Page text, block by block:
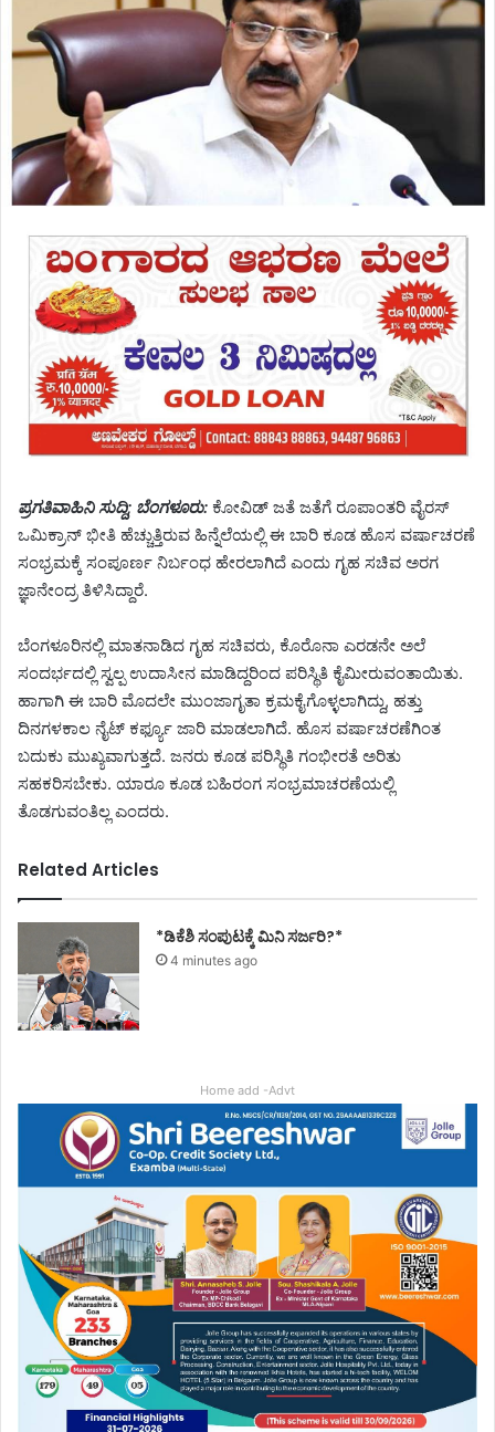
ಪ್ರಗತಿವಾಹಿನಿ ಸುದ್ದಿ; ಬೆಂಗಳೂರು: ಕೋವಿಡ್ ಜತೆ ಜತೆಗೆ ರೂಪಾಂತರಿ ವೈರಸ್
ಒಮಿಕ್ರಾನ್ ಭೀತಿ ಹೆಚ್ಚುತ್ತಿರುವ ಹಿನ್ನೆಲೆಯಲ್ಲಿ ಈ ಬಾರಿ ಕೂಡ ಹೊಸ ವರ್ಷಾಚರಣೆ
ಸಂಭ್ರಮಕ್ಕೆ ಸಂಪೂರ್ಣ ನಿರ್ಬಂಧ ಹೇರಲಾಗಿದೆ ಎಂದು ಗೃಹ ಸಚಿವ ಅರಗ
ಜ್ಞಾನೇಂದ್ರ ತಿಳಿಸಿದ್ದಾರೆ.
ಬೆಂಗಳೂರಿನಲ್ಲಿ ಮಾತನಾಡಿದ ಗೃಹ ಸಚಿವರು, ಕೊರೊನಾ ಎರಡನೇ ಅಲೆ
ಸಂದರ್ಭದಲ್ಲಿ ಸ್ವಲ್ಪ ಉದಾಸೀನ ಮಾಡಿದ್ದರಿಂದ ಪರಿಸ್ಥಿತಿ ಕೈಮೀರುವಂತಾಯಿತು.
ಹಾಗಾಗಿ ಈ ಬಾರಿ ಮೊದಲೇ ಮುಂಜಾಗೃತಾ ಕ್ರಮಕೈಗೊಳ್ಳಲಾಗಿದ್ದು, ಹತ್ತು
ದಿನಗಳಕಾಲ ನೈಟ್ ಕರ್ಫ್ಯೂ ಜಾರಿ ಮಾಡಲಾಗಿದೆ. ಹೊಸ ವರ್ಷಾಚರಣೆಗಿಂತ
ಬದುಕು ಮುಖ್ಯವಾಗುತ್ತದೆ. ಜನರು ಕೂಡ ಪರಿಸ್ಥಿತಿ ಗಂಭೀರತೆ ಅರಿತು
ಸಹಕರಿಸಬೇಕು. ಯಾರೂ ಕೂಡ ಬಹಿರಂಗ ಸಂಭ್ರಮಾಚರಣೆಯಲ್ಲಿ
ತೊಡಗುವಂತಿಲ್ಲ ಎಂದರು.
Related Articles
*ಡಿಕೆಶಿ ಸಂಪುಟಕ್ಕೆ ಮಿನಿ ಸರ್ಜರಿ?*
4 minutes ago
Home add -Advt